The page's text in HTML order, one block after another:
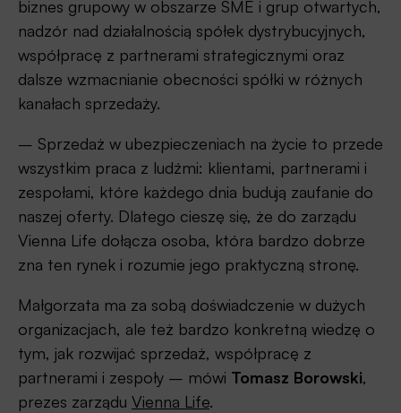
biznes grupowy w obszarze SME i grup otwartych,
nadzór nad działalnością spółek dystrybucyjnych,
współpracę z partnerami strategicznymi oraz
dalsze wzmacnianie obecności spółki w różnych
kanałach sprzedaży.
– Sprzedaż w ubezpieczeniach na życie to przede
wszystkim praca z ludźmi: klientami, partnerami i
zespołami, które każdego dnia budują zaufanie do
naszej oferty. Dlatego cieszę się, że do zarządu
Vienna Life dołącza osoba, która bardzo dobrze
zna ten rynek i rozumie jego praktyczną stronę.
Małgorzata ma za sobą doświadczenie w dużych
organizacjach, ale też bardzo konkretną wiedzę o
tym, jak rozwijać sprzedaż, współpracę z
partnerami i zespoły – mówi Tomasz Borowski,
prezes zarządu Vienna Life.